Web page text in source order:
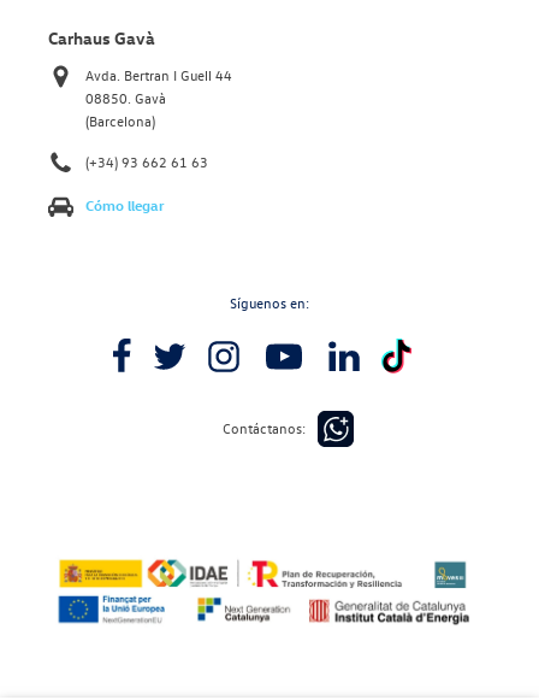
Carhaus Gavà
Avda. Bertran I Guell 44
08850. Gavà
(Barcelona)
(+34) 93 662 61 63
Cómo llegar
Síguenos en:
Contáctanos: